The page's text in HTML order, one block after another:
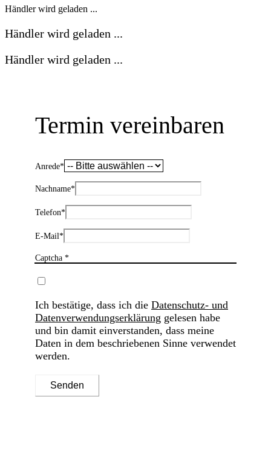
Händler wird geladen ...
Händler wird geladen ...
Händler wird geladen ...
Termin vereinbaren
Anrede*
Nachname*
Telefon*
E-Mail*
Captcha *
Ich bestätige, dass ich die Datenschutz- und
Datenverwendungserklärung gelesen habe
und bin damit einverstanden, dass meine
Daten in dem beschriebenen Sinne verwendet
werden.
Senden